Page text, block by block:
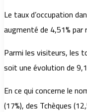
Le taux d’occupation
augmenté de 4,51%
Parmi les visiteurs, les
soit une évolution de
En ce qui concerne le
(17%), des Tchèques